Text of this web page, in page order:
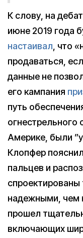
К слову, на
июне 2019 года
настаивал, что
продаваться,
данные не
его кампания
путь
огнестрельного
Америке, были
Клопфер
пальцев и
надежными, чем
прошел
включающих